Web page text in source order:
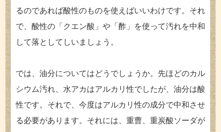
るのであれば酸性のものを使えばいいわけです。それ
で、酸性の「クエン酸」や「酢」を使って汚れを中和
して落としてしいましょう。
では、油分についてはどうでしょうか。先ほどのカル
シウム汚れ、水アカはアルカリ性でしたが、油分は酸
性です。それで、今度はアルカリ性の成分で中和させ
る必要があります。それには、重曹、重炭酸ソーダが